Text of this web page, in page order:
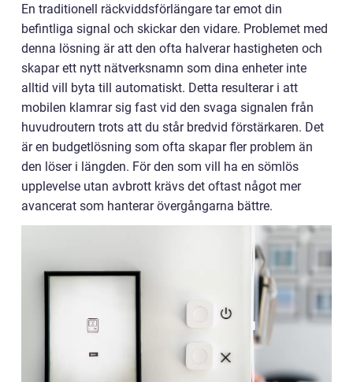
En traditionell räckviddsförlängare tar emot din
befintliga signal och skickar den vidare. Problemet med
denna lösning är att den ofta halverar hastigheten och
skapar ett nytt nätverksnamn som dina enheter inte
alltid vill byta till automatiskt. Detta resulterar i att
mobilen klamrar sig fast vid den svaga signalen från
huvudroutern trots att du står bredvid förstärkaren. Det
är en budgetlösning som ofta skapar fler problem än
den löser i längden. För den som vill ha en sömlös
upplevelse utan avbrott krävs det oftast något mer
avancerat som hanterar övergångarna bättre.